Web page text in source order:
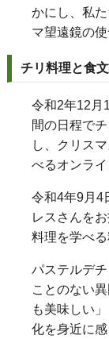
かにし、私
マ望遠鏡の使
チリ料理と食
令和2年12月
間の日程で
し、クリス
べるオンライ
令和4年9月4
レスさんを
料理を学べる
パステルデ
ことのない
も美味しい
化を身近に